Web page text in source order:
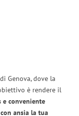
Genova, dove la
è rendere il
e conveniente
ansia la tua